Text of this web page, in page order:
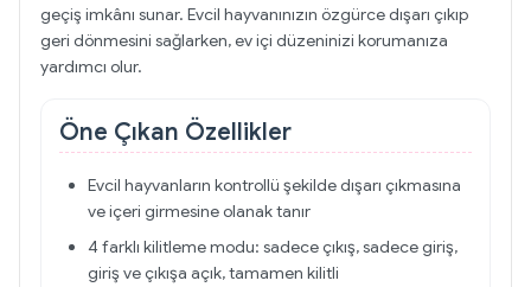
geçiş imkânı sunar. Evcil hayvanınızın özgürce dışarı çıkıp
geri dönmesini sağlarken, ev içi düzeninizi korumanıza
yardımcı olur.
Öne Çıkan Özellikler
Evcil hayvanların kontrollü şekilde dışarı çıkmasına
ve içeri girmesine olanak tanır
4 farklı kilitleme modu: sadece çıkış, sadece giriş,
giriş ve çıkışa açık, tamamen kilitli